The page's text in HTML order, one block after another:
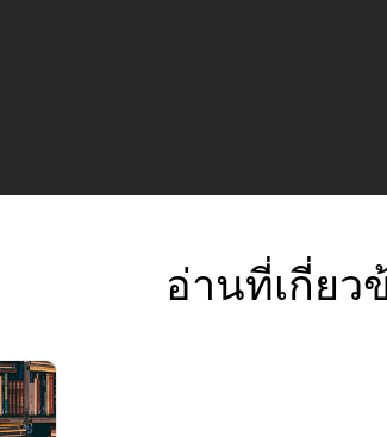
อ่านที่เกี่ยว